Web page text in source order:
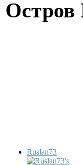
Ruslan73